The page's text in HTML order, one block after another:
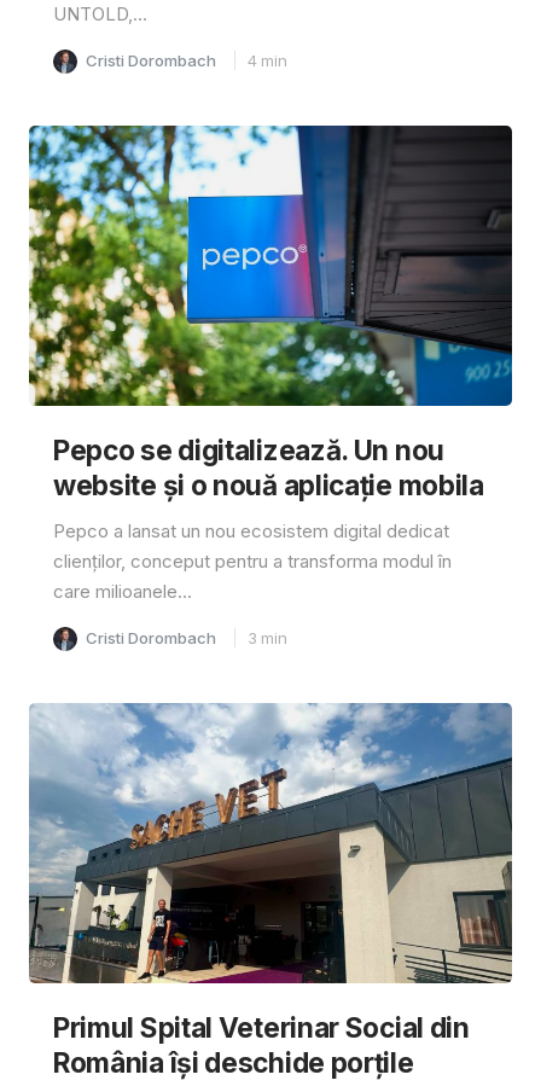
UNTOLD,...
Cristi Dorombach 4 min
Pepco se digitalizează. Un nou
website și o nouă aplicație mobila
Pepco a lansat un nou ecosistem digital dedicat
clienților, conceput pentru a transforma modul în
care milioanele...
Cristi Dorombach 3 min
Primul Spital Veterinar Social din
România își deschide porțile